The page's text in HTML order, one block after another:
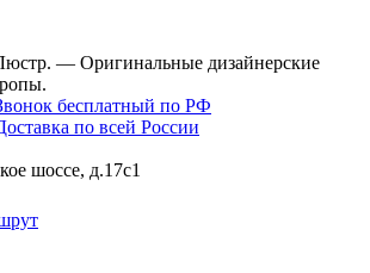
— Оригинальные дизайнерские
бесплатный по РФ
по всей России
шоссе, д.17c1